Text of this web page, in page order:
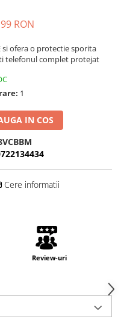
RON
si ofera o protectie sporita
telefonul complet protejat
1
IN COS
Cere informatii
Review-uri